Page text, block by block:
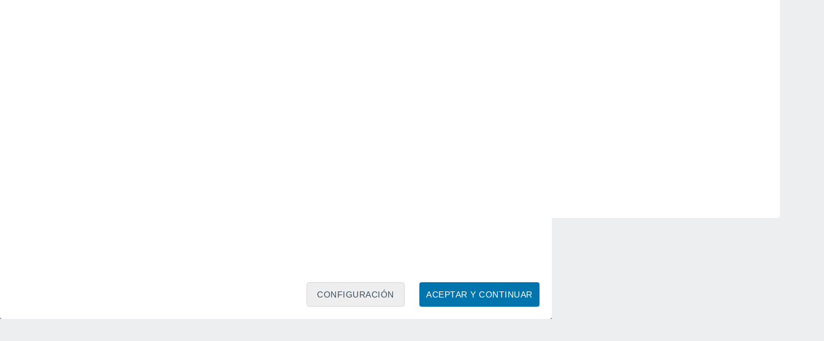
ACEPTAR Y CONTINUAR
CONFIGURACIÓN